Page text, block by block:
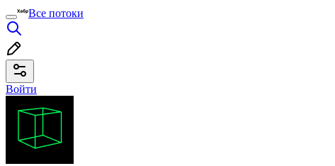
Все потоки
Войти